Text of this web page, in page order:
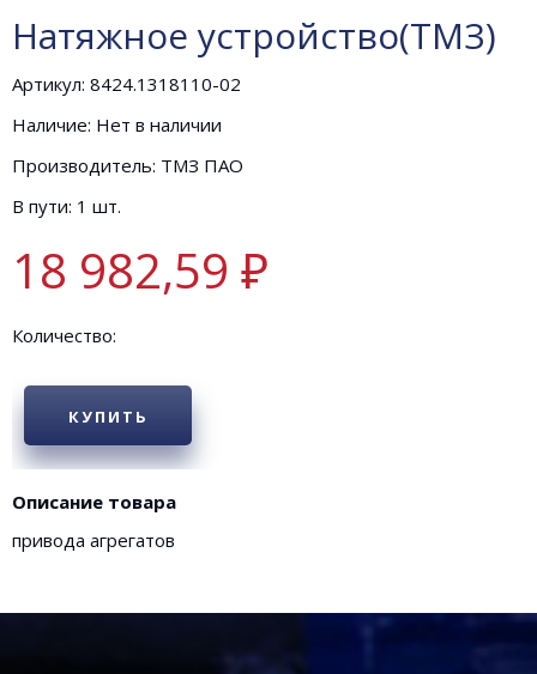
Натяжное устройство(ТМЗ)
Артикул: 8424.1318110-02
Наличие: Нет в наличии
Производитель: ТМЗ ПАО
В пути: 1 шт.
18 982,59 ₽
Количество:
КУПИТЬ
Описание товара
привода агрегатов